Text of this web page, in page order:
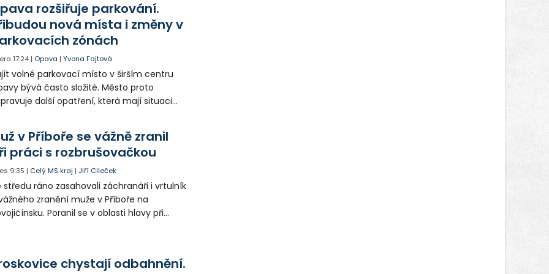
rozšiřuje parkování.
nová místa i změny v
zónách
17:24 | Opava |Yvona Fajtová
volné parkovací místo v širším centru
bývá často složité. Město proto
další opatření, která mají situaci
řidiče v parkovacích zónách.
v Příboře se vážně zranil
práci s rozbrušovačkou
9:35 | Celý MS kraj |Jiří Cileček
středu ráno zasahovali záchranáři i vrtulník
zranění muže v Příboře na
Poranil se v oblasti hlavy při
chystají odbahnění.